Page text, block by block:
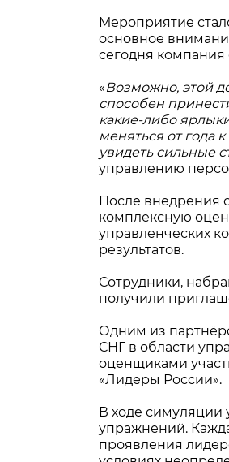
Мероприятие
основное
сегодня
«Возможно, этой
способен
какие-либо
меняться от года
увидеть сильные
управлению
После внедрения
комплексную
управленческих
результатов.
Сотрудники,
получили
Одним из
СНГ в области
оценщиками
«Лидеры России».
В ходе симуляции
упражнений.
проявления